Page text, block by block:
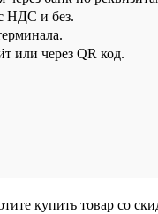
НДС и без.
или через QR код.
купить товар